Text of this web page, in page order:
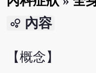
bubble_chart 內容
【概念】